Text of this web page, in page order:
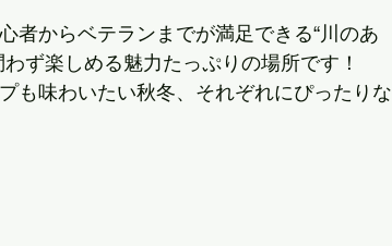
者からベテランまでが満足できる“川のあ
ず楽しめる魅力たっぷりの場所です！
も味わいたい秋冬、それぞれにぴったりな